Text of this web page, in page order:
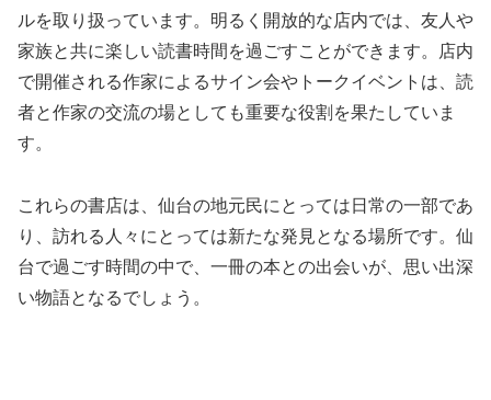
ルを取り扱っています。明るく開放的な店内では、友人や
家族と共に楽しい読書時間を過ごすことができます。店内
で開催される作家によるサイン会やトークイベントは、読
者と作家の交流の場としても重要な役割を果たしていま
す。
これらの書店は、仙台の地元民にとっては日常の一部であ
り、訪れる人々にとっては新たな発見となる場所です。仙
台で過ごす時間の中で、一冊の本との出会いが、思い出深
い物語となるでしょう。